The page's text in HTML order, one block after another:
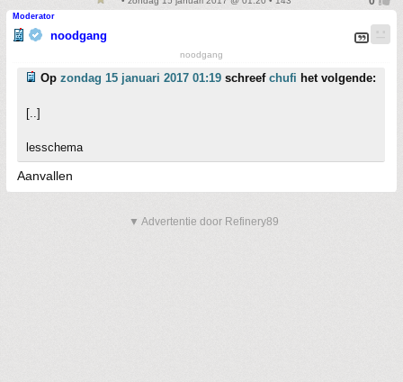
Moderator
noodgang
noodgang
Op zondag 15 januari 2017 01:19 schreef chufi het volgende:
[..]
lesschema
Aanvallen
▼ Advertentie door Refinery89